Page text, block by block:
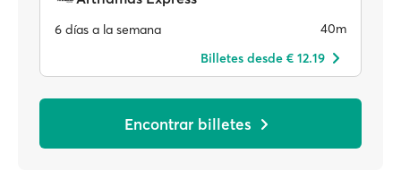
6 días a la semana
40m
Billetes desde € 12.19
Encontrar billetes